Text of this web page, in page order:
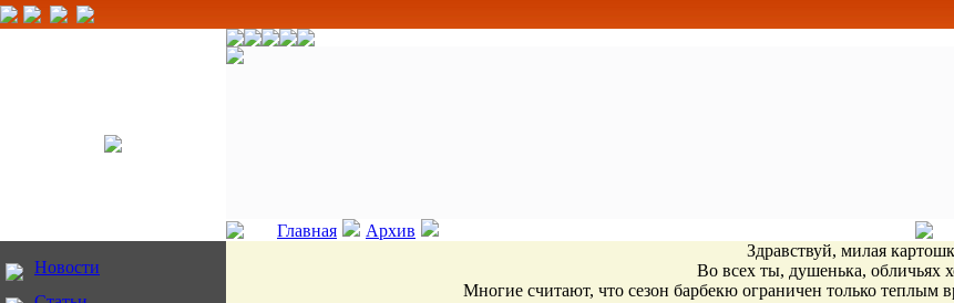
Главная
Архив
Новости
Здравствуй, милая
Во всех ты, душенька, обличьях
Многие считают, что сезон барбекю ограничен только теплым